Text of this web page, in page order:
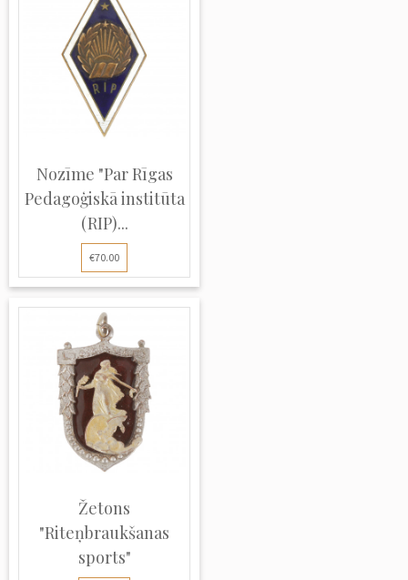
Nozīme "Par Rīgas
Pedagoģiskā institūta
(RIP)...
€70.00
Žetons
"Riteņbraukšanas
sports"